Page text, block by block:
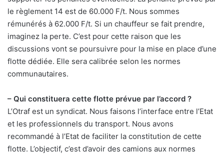
le règlement 14 est de 60.000 F/t. Nous sommes
rémunérés à 62.000 F/t. Si un chauffeur se fait prendre,
imaginez la perte. C’est pour cette raison que les
discussions vont se poursuivre pour la mise en place d’une
flotte dédiée. Elle sera calibrée selon les normes
communautaires.
– Qui constituera cette flotte prévue par l’accord ?
L’Otraf est un syndicat. Nous faisons l’interface entre l’Etat
et les professionnels du transport. Nous avons
recommandé à l’Etat de faciliter la constitution de cette
flotte. L’objectif, c’est d’avoir des camions aux normes